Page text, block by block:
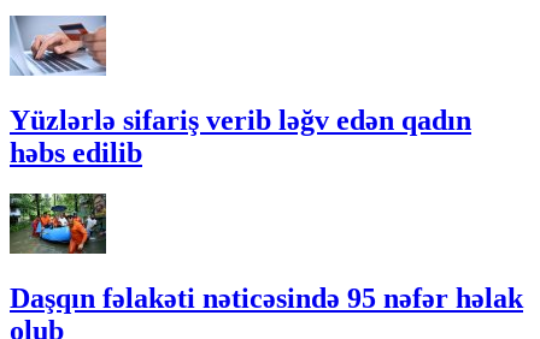
Yüzlərlə sifariş verib ləğv edən qadın
həbs edilib
Daşqın fəlakəti nəticəsində 95 nəfər həlak
olub